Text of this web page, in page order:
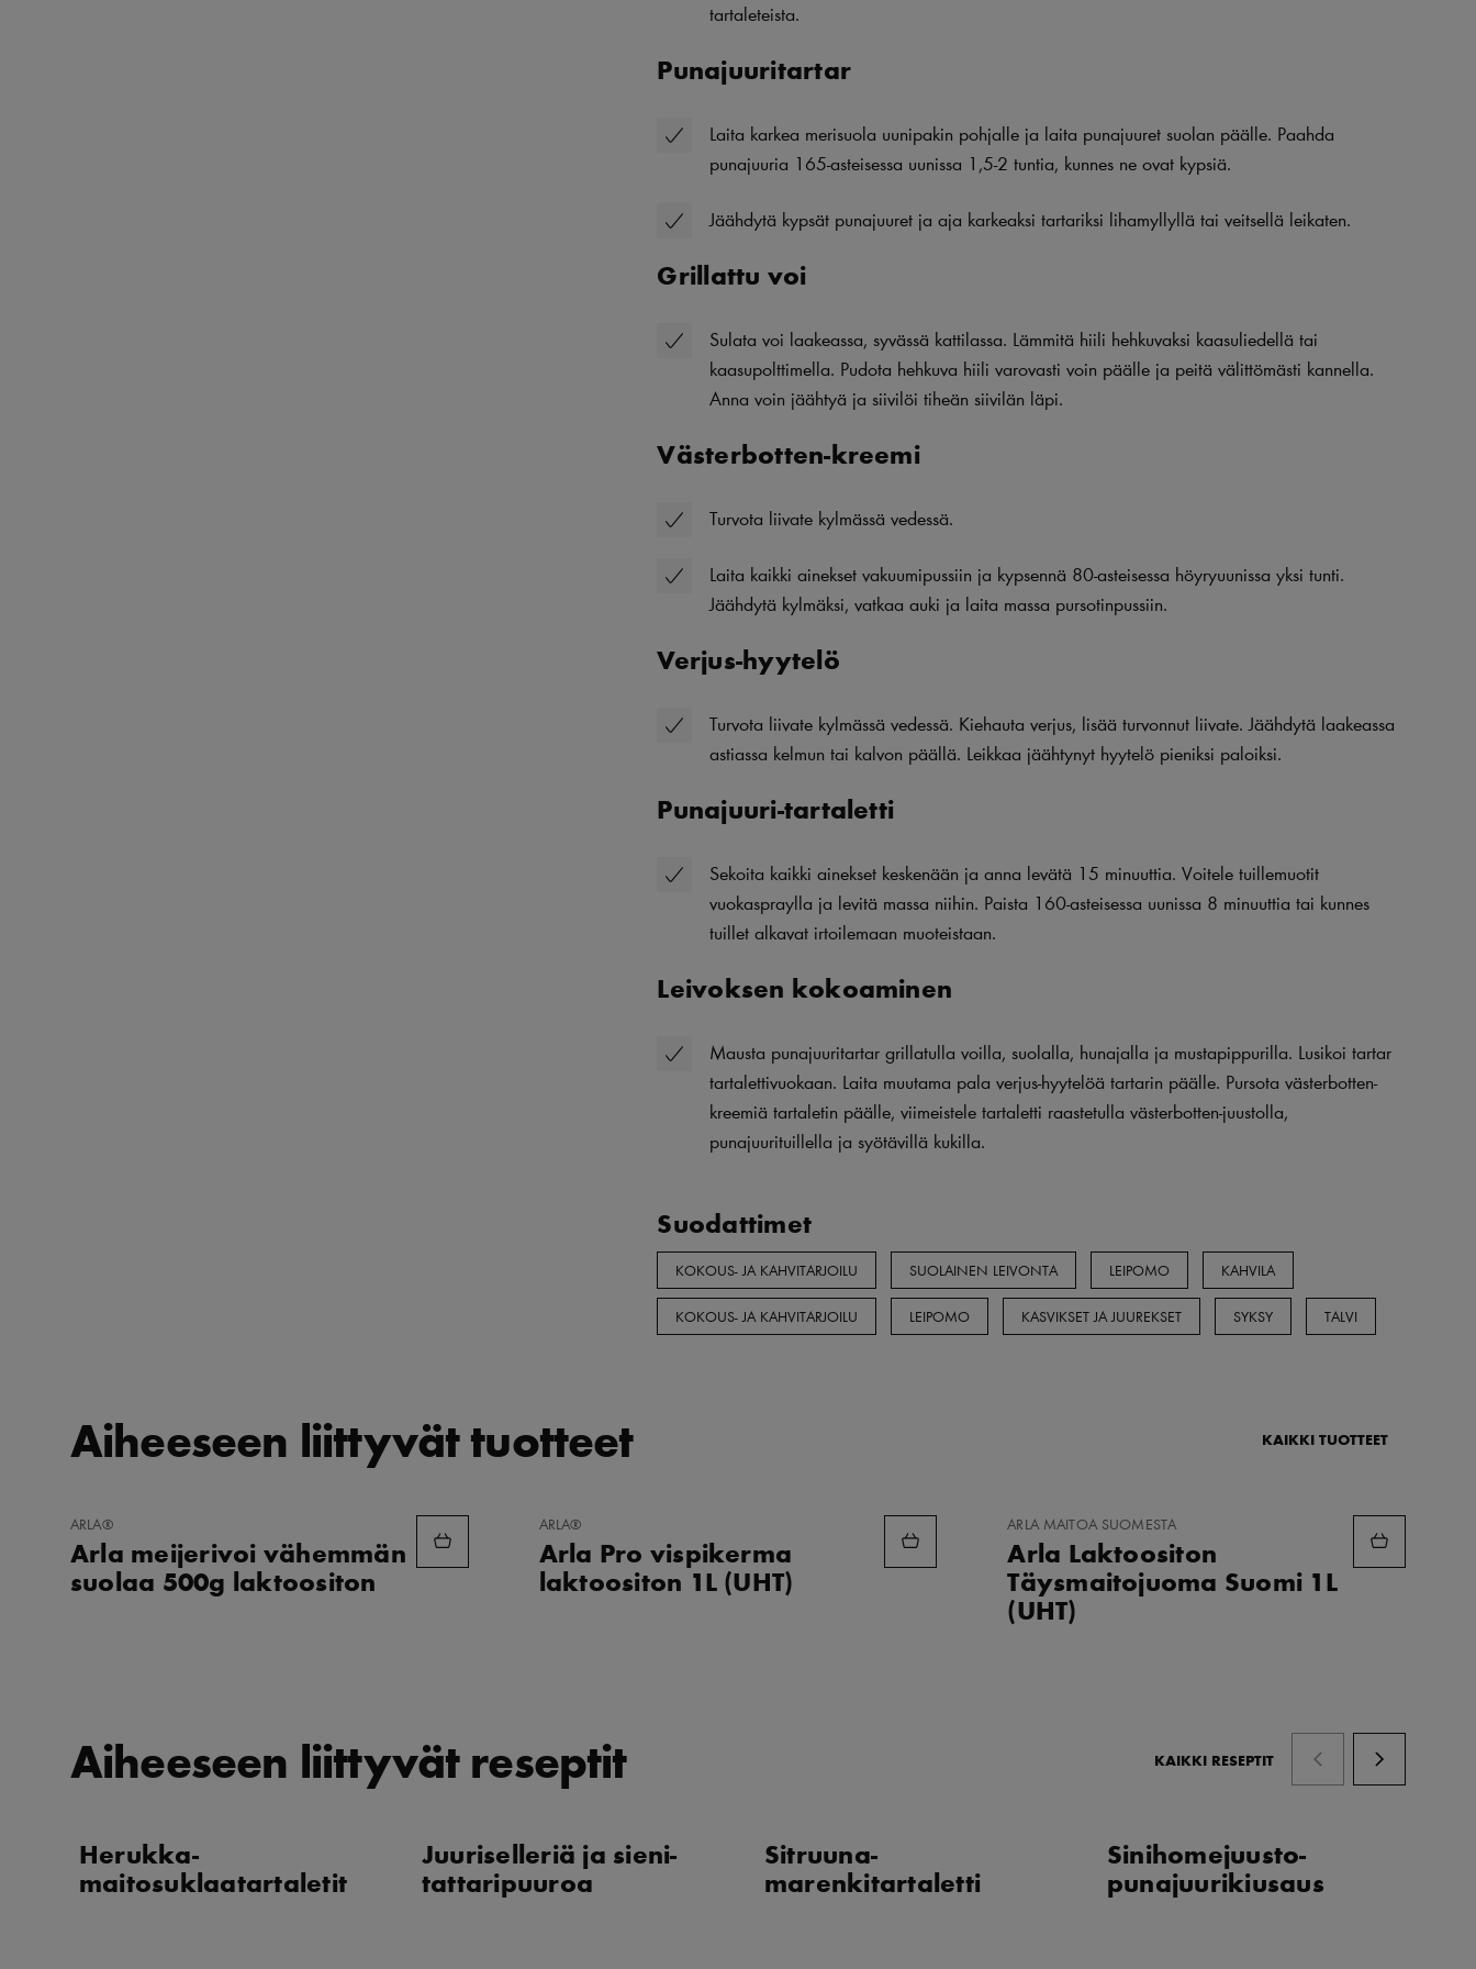
tartaleteista.
Punajuuritartar
Laita karkea merisuola uunipakin pohjalle ja laita punajuuret suolan päälle. Paahda
punajuuria 165-asteisessa uunissa 1,5-2 tuntia, kunnes ne ovat kypsiä.
Jäähdytä kypsät punajuuret ja aja karkeaksi tartariksi lihamyllyllä tai veitsellä leikaten.
Grillattu voi
Sulata voi laakeassa, syvässä kattilassa. Lämmitä hiili hehkuvaksi kaasuliedellä tai
kaasupolttimella. Pudota hehkuva hiili varovasti voin päälle ja peitä välittömästi kannella.
Anna voin jäähtyä ja siivilöi tiheän siivilän läpi.
Västerbotten-kreemi
Turvota liivate kylmässä vedessä.
Laita kaikki ainekset vakuumipussiin ja kypsennä 80-asteisessa höyryuunissa yksi tunti.
Jäähdytä kylmäksi, vatkaa auki ja laita massa pursotinpussiin.
Verjus-hyytelö
Turvota liivate kylmässä vedessä. Kiehauta verjus, lisää turvonnut liivate. Jäähdytä laakeassa
astiassa kelmun tai kalvon päällä. Leikkaa jäähtynyt hyytelö pieniksi paloiksi.
Punajuuri-tartaletti
Sekoita kaikki ainekset keskenään ja anna levätä 15 minuuttia. Voitele tuillemuotit
vuokaspraylla ja levitä massa niihin. Paista 160-asteisessa uunissa 8 minuuttia tai kunnes
tuillet alkavat irtoilemaan muoteistaan.
Leivoksen kokoaminen
Mausta punajuuritartar grillatulla voilla, suolalla, hunajalla ja mustapippurilla. Lusikoi tartar
tartalettivuokaan. Laita muutama pala verjus-hyytelöä tartarin päälle. Pursota västerbotten-
kreemiä tartaletin päälle, viimeistele tartaletti raastetulla västerbotten-juustolla,
punajuurituillella ja syötävillä kukilla.
Suodattimet
KOKOUS- JA KAHVITARJOILU SUOLAINEN LEIVONTA LEIPOMO KAHVILA
KOKOUS- JA KAHVITARJOILU LEIPOMO KASVIKSET JA JUUREKSET SYKSY TALVI
Aiheeseen liittyvät tuotteet KAIKKI TUOTTEET
LISÄÄ
ARLA®
Arla meijerivoi vähemmän
suolaa 500g laktoositon
LISÄÄ
ARLA®
Arla Pro vispikerma
laktoositon 1L (UHT)
LISÄÄ
ARLA MAITOA SUOMESTA
Arla Laktoositon
Täysmaitojuoma Suomi 1L
(UHT)
Aiheeseen liittyvät reseptit KAIKKI RESEPTIT
Herukka-
maitosuklaatartaletit
Juuriselleriä ja sieni-
tattaripuuroa
Sitruuna-
marenkitartaletti
Sinihomejuusto-
punajuurikiusaus